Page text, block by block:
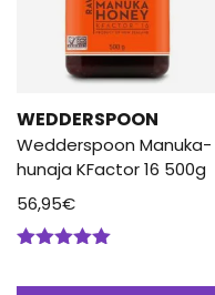
WEDDERSPOON
Wedderspoon Manuka-
hunaja KFactor 16 500g
56,95€